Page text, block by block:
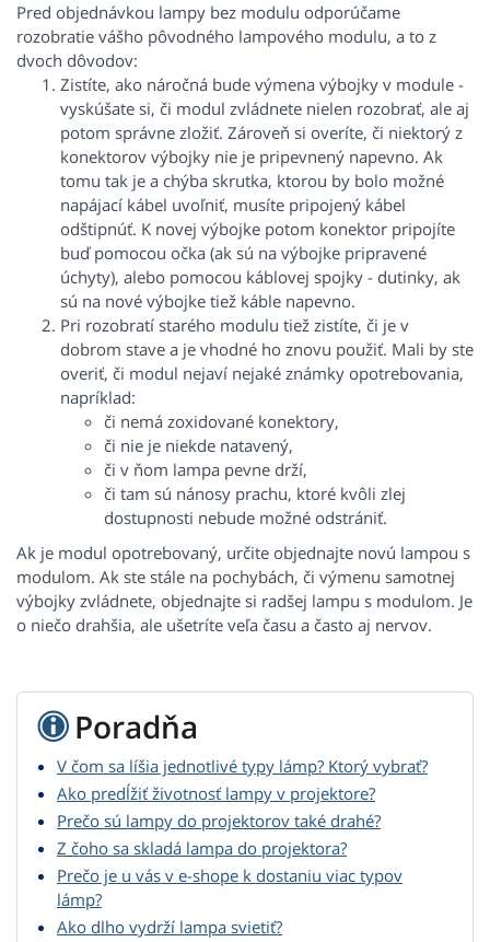
Pred objednávkou lampy bez modulu odporúčame
rozobratie vášho pôvodného lampového modulu, a to z
dvoch dôvodov:
Zistíte, ako náročná bude výmena výbojky v module -
vyskúšate si, či modul zvládnete nielen rozobrať, ale aj
potom správne zložiť. Zároveň si overíte, či niektorý z
konektorov výbojky nie je pripevnený napevno. Ak
tomu tak je a chýba skrutka, ktorou by bolo možné
napájací kábel uvoľniť, musíte pripojený kábel
odštipnúť. K novej výbojke potom konektor pripojíte
buď pomocou očka (ak sú na výbojke pripravené
úchyty), alebo pomocou káblovej spojky - dutinky, ak
sú na nové výbojke tiež káble napevno.
Pri rozobratí starého modulu tiež zistíte, či je v
dobrom stave a je vhodné ho znovu použiť. Mali by ste
overiť, či modul nejaví nejaké známky opotrebovania,
napríklad:
či nemá zoxidované konektory,
či nie je niekde natavený,
či v ňom lampa pevne drží,
či tam sú nánosy prachu, ktoré kvôli zlej
dostupnosti nebude možné odstrániť.
Ak je modul opotrebovaný, určite objednajte novú lampou s
modulom. Ak ste stále na pochybách, či výmenu samotnej
výbojky zvládnete, objednajte si radšej lampu s modulom. Je
o niečo drahšia, ale ušetríte veľa času a často aj nervov.
Poradňa
V čom sa líšia jednotlivé typy lámp? Ktorý vybrať?
Ako predĺžiť životnosť lampy v projektore?
Prečo sú lampy do projektorov také drahé?
Z čoho sa skladá lampa do projektora?
Prečo je u vás v e-shope k dostaniu viac typov
lámp?
Ako dlho vydrží lampa svietiť?